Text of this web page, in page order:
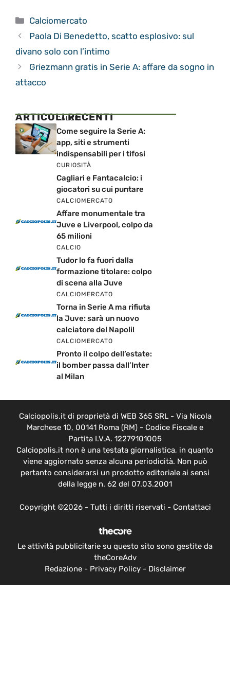
Categorie
Calciomercato
Paola Di Benedetto, scatto esplosivo: sul
divano solo con l’intimo
Griezmann gratis in Serie A: affare da sogno in
attacco
ARTICOLI RECENTI
CALCIO
Come seguire la Serie A:
app, siti e strumenti
indispensabili per i tifosi
CURIOSITÀ
Cagliari e Fantacalcio: i
giocatori su cui puntare
CALCIOMERCATO
Affare monumentale tra
Juve e Liverpool, colpo da
65 milioni
CALCIO
Tudor lo fa fuori dalla
formazione titolare: colpo
di scena alla Juve
CALCIOMERCATO
Torna in Serie A ma rifiuta
la Juve: sarà un nuovo
calciatore del Napoli!
CALCIOMERCATO
Pronto il colpo dell’estate:
il bomber passa dall’Inter
al Milan
Calciopolis.it di proprietà di WEB 365 SRL - Via Nicola
Marchese 10, 00141 Roma (RM) - Codice Fiscale e
Partita I.V.A. 12279101005
Calciopolis.it non è una testata giornalistica, in quanto
viene aggiornato senza alcuna periodicità. Non può
pertanto considerarsi un prodotto editoriale ai sensi
della legge n. 62 del 07.03.2001
Copyright ©2026 - Tutti i diritti riservati - Contattaci
Le attività pubblicitarie su questo sito sono gestite da
theCoreAdv
Redazione- Privacy Policy- Disclaimer